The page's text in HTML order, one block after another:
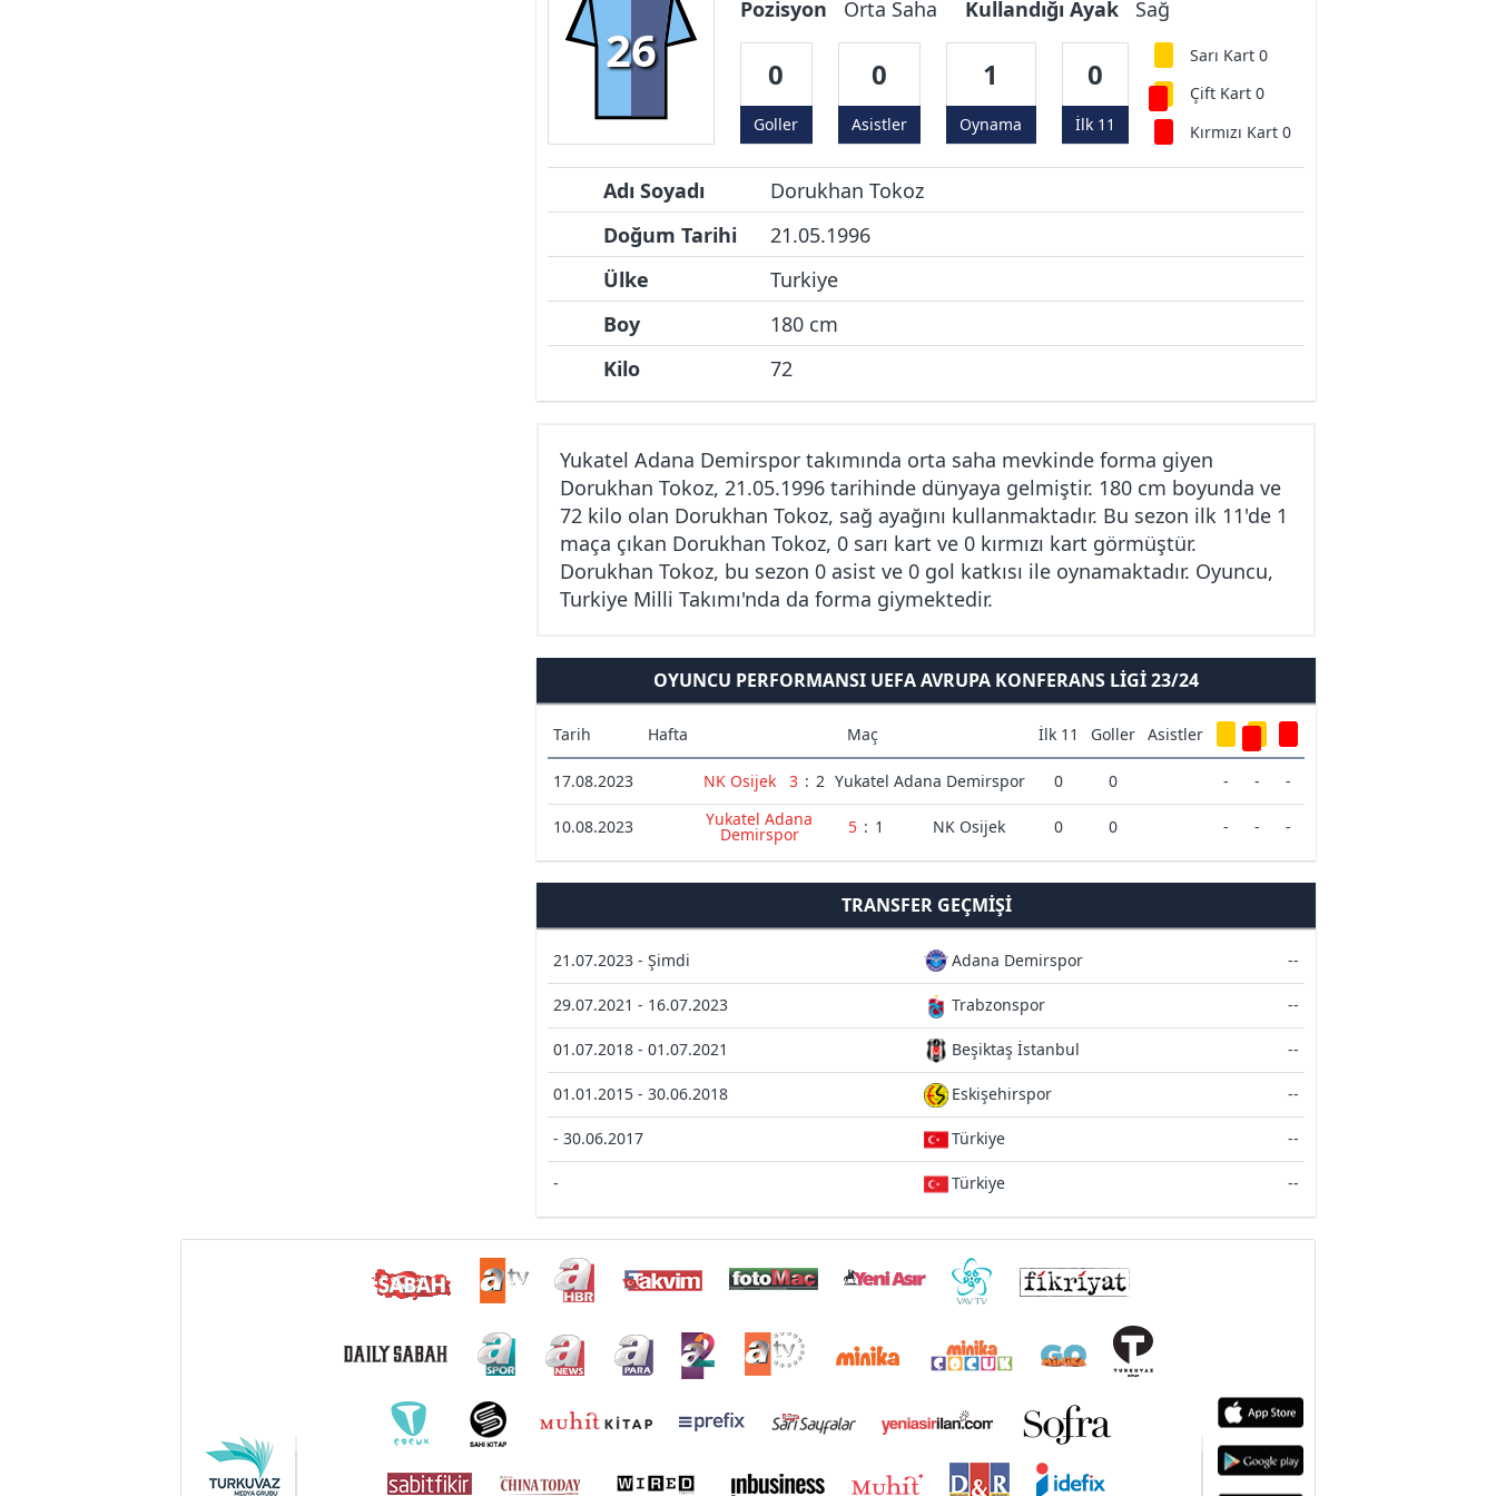
26
Pozisyon Orta Saha Kullandığı Ayak Sağ
0
Goller
0
Asistler
1
Oynama
0
İlk 11
Sarı Kart 0
Çift Kart 0
Kırmızı Kart 0
Adı Soyadı
Dorukhan Tokoz
Doğum Tarihi
21.05.1996
Ülke
Turkiye
Boy
180 cm
Kilo
72
Yukatel Adana Demirspor takımında orta saha mevkinde forma giyen
Dorukhan Tokoz, 21.05.1996 tarihinde dünyaya gelmiştir. 180 cm boyunda ve
72 kilo olan Dorukhan Tokoz, sağ ayağını kullanmaktadır. Bu sezon ilk 11'de 1
maça çıkan Dorukhan Tokoz, 0 sarı kart ve 0 kırmızı kart görmüştür.
Dorukhan Tokoz, bu sezon 0 asist ve 0 gol katkısı ile oynamaktadır. Oyuncu,
Turkiye Milli Takımı'nda da forma giymektedir.
OYUNCU PERFORMANSI UEFA AVRUPA KONFERANS LIGI 23/24
Tarih Hafta Maç İlk 11 Goller Asistler
17.08.2023 NK Osijek 3 : 2 Yukatel Adana Demirspor 0 0 - - -
10.08.2023 Yukatel Adana
Demirspor 5 : 1 NK Osijek 0 0 - - -
TRANSFER GEÇMIŞI
21.07.2023 - Şimdi Adana Demirspor --
29.07.2021 - 16.07.2023 Trabzonspor --
01.07.2018 - 01.07.2021 Beşiktaş İstanbul --
01.01.2015 - 30.06.2018 Eskişehirspor --
- 30.06.2017 Türkiye --
- Türkiye --